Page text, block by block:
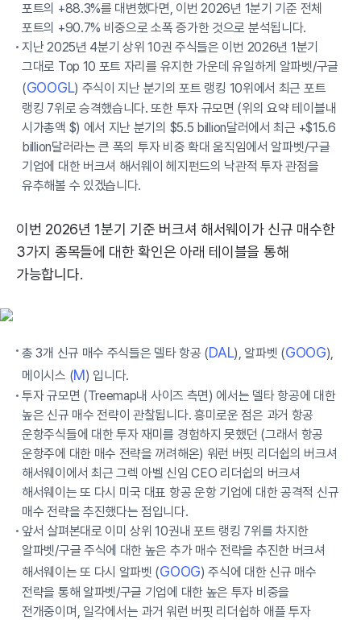
포트의 +88.3%를 대변했다면, 이번 2026년 1분기 기준 전체
포트의 +90.7% 비중으로 소폭 증가한 것으로 분석됩니다.
지난 2025년 4분기 상위 10권 주식들은 이번 2026년 1분기
그대로 Top 10 포트 자리를 유지한 가운데 유일하게 알파벳/구글
(GOOGL) 주식이 지난 분기의 포트 랭킹 10위에서 최근 포트
랭킹 7위로 승격했습니다. 또한 투자 규모면 (위의 요약 테이블내
시가총액 $) 에서 지난 분기의 $5.5 billion달러에서 최근 +$15.6
billion달러라는 큰 폭의 투자 비중 확대 움직임에서 알파벳/구글
기업에 대한 버크셔 해서웨이 헤지펀드의 낙관적 투자 관점을
유추해볼 수 있겠습니다.
이번 2026년 1분기 기준 버크셔 해서웨이가 신규 매수한
3가지 종목들에 대한 확인은 아래 테이블을 통해
가능합니다.
총 3개 신규 매수 주식들은 델타 항공 (DAL), 알파벳 (GOOG),
메이시스 (M) 입니다.
투자 규모면 (Treemap내 사이즈 측면) 에서는 델타 항공에 대한
높은 신규 매수 전략이 관찰됩니다. 흥미로운 점은 과거 항공
운항주식들에 대한 투자 재미를 경험하지 못했던 (그래서 항공
운항주에 대한 매수 전략을 꺼려해온) 워런 버핏 리더쉽의 버크셔
해서웨이에서 최근 그렉 아벨 신임 CEO 리더쉽의 버크셔
해서웨이는 또 다시 미국 대표 항공 운항 기업에 대한 공격적 신규
매수 전략을 추진했다는 점입니다.
앞서 살펴본대로 이미 상위 10권내 포트 랭킹 7위를 차지한
알파벳/구글 주식에 대한 높은 추가 매수 전략을 추진한 버크셔
해서웨이는 또 다시 알파벳 (GOOG) 주식에 대한 신규 매수
전략을 통해 알파벳/구글 기업에 대한 높은 투자 비중을
전개중이며, 일각에서는 과거 워런 버핏 리더쉽하 애플 투자